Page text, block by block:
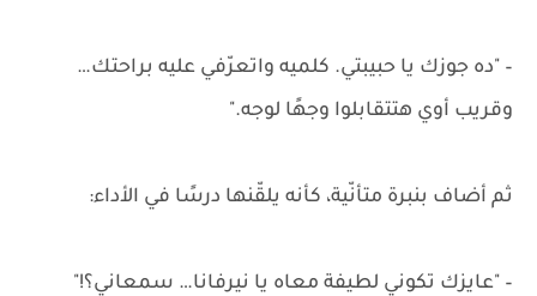
– "ده جوزك يا حبيبتي. كلميه واتعرّفي عليه براحتك…
وقريب أوي هتتقابلوا وجهًا لوجه."
ثم أضاف بنبرة متأنّية، كأنه يلقّنها درسًا في الأداء:
– "عايزك تكوني لطيفة معاه يا نيرفانا… سمعاني؟!"